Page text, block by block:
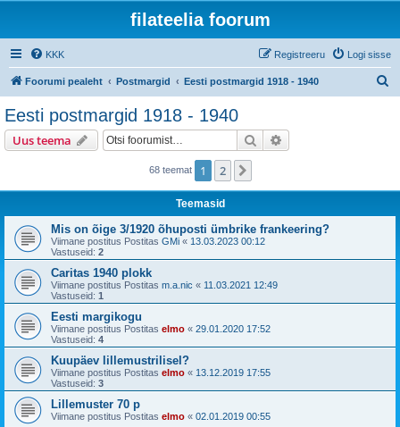
filateelia foorum
KKK Logi sisse
Registreeru
Foorumi pealeht Postmargid Eesti postmargid 1918 - 1940
Eesti postmargid 1918 - 1940
Uus teema Otsi
68 teemat 1 2
Teemasid
Mis on õige 3/1920 õhuposti ümbrike frankeering?
Viimane postitus Postitas GMi « 13.03.2023 00:12
Vastuseid: 2
Caritas 1940 plokk
Viimane postitus Postitas m.a.nic « 11.03.2021 12:49
Vastuseid: 1
Eesti margikogu
Viimane postitus Postitas elmo « 29.01.2020 17:52
Vastuseid: 4
Kuupäev lillemustrilisel?
Viimane postitus Postitas elmo « 13.12.2019 17:55
Vastuseid: 3
Lillemuster 70 p
Viimane postitus Postitas elmo « 02.01.2019 00:55